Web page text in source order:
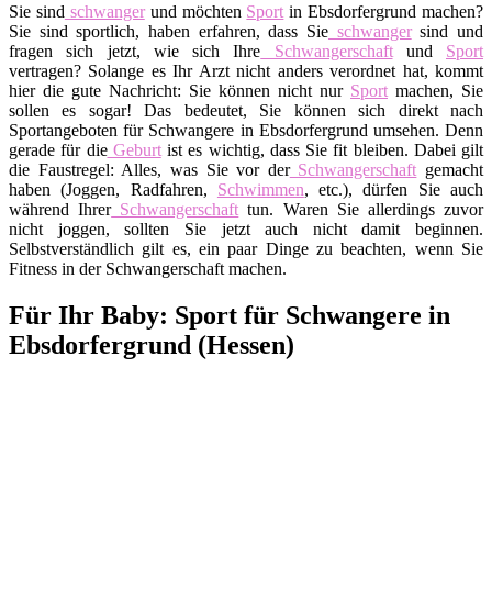
Sie sind schwangerund möchten Sport in Ebsdorfergrund machen?
Sie sind sportlich, haben erfahren, dass Sie schwangersind und
fragen sich jetzt, wie sich Ihre Schwangerschaftund Sport
vertragen? Solange es Ihr Arzt nicht anders verordnet hat, kommt
hier die gute Nachricht: Sie können nicht nur Sport machen, Sie
sollen es sogar! Das bedeutet, Sie können sich direkt nach
Sportangeboten für Schwangere in Ebsdorfergrund umsehen. Denn
gerade für dieGeburtist es wichtig, dass Sie fit bleiben. Dabei gilt
die Faustregel: Alles, was Sie vor derSchwangerschaft gemacht
haben (Joggen, Radfahren, Schwimmen, etc.), dürfen Sie auch
während IhrerSchwangerschaft tun. Waren Sie allerdings zuvor
nicht joggen, sollten Sie jetzt auch nicht damit beginnen.
Selbstverständlich gilt es, ein paar Dinge zu beachten, wenn Sie
Fitness in der Schwangerschaft machen.
Für Ihr Baby: Sport für Schwangere in
Ebsdorfergrund (Hessen)